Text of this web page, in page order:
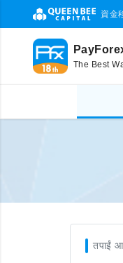
資金
The Best
तपाईं